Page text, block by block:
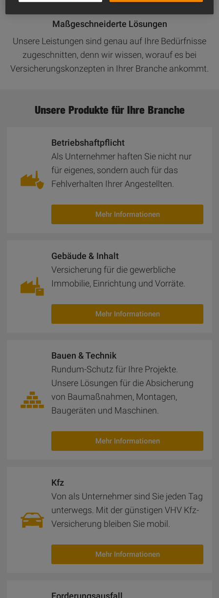
Maßgeschneiderte Lösungen
Unsere Leistungen sind genau auf Ihre Bedürfnisse
zugeschnitten, denn wir wissen, worauf es bei
Versicherungskonzepten in Ihrer Branche ankommt.
Unsere Produkte für Ihre Branche
Betriebs­haft­pflicht
Als Unternehmer haften Sie nicht nur
für eigenes, sondern auch für das
Fehlverhalten Ihrer Angestellten.
Mehr Informationen
Gebäude & Inhalt
Ver­si­che­rung für die gewerbliche
Immobilie, Einrichtung und Vorräte.
Mehr Informationen
Bauen & Technik
Rundum-Schutz für Ihre Projekte.
Unsere Lösungen für die Absicherung
von Baumaßnahmen, Montagen,
Baugeräten und Maschinen.
Mehr Informationen
Kfz
Von als Unternehmer sind Sie jeden Tag
unterwegs. Mit der günstigen VHV Kfz-
Ver­si­che­rung bleiben Sie mobil.
Mehr Informationen
For­de­rungs­aus­fall